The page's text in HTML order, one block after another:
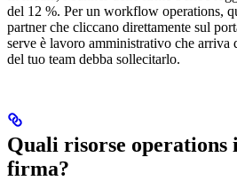
del 12 %. Per un workflow operations,
partner che cliccano direttamente sul
serve è lavoro amministrativo che arriva
del tuo team debba sollecitarlo.
Quali risorse operations
firma?